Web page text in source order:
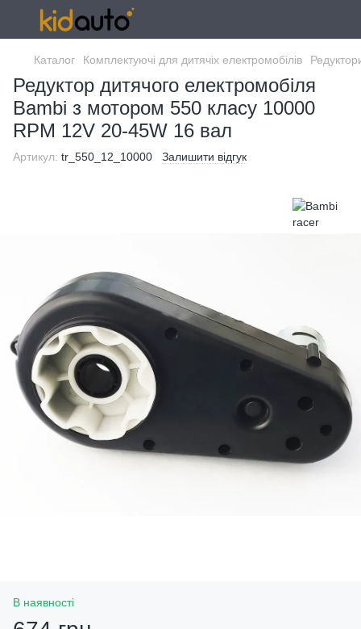
Каталог Комплектуючі для дитячіх електромобілів
Редуктор дитячого електромобіля
Bambi з мотором 550 класу 10000
RPM 12V 20-45W 16 вал
Артикул: tr_550_12_10000 Залишити відгук
В наявності